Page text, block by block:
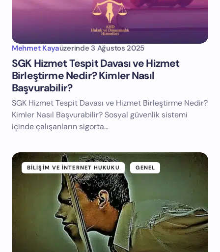
Mehmet Kayaüzerinde 3 Ağustos 2025
SGK Hizmet Tespit Davası ve Hizmet
Birleştirme Nedir? Kimler Nasıl
Başvurabilir?
SGK Hizmet Tespit Davası ve Hizmet Birleştirme Nedir?
Kimler Nasıl Başvurabilir? Sosyal güvenlik sistemi
içinde çalışanların sigorta…
BILIŞIM VE İNTERNET HUKUKU GENEL